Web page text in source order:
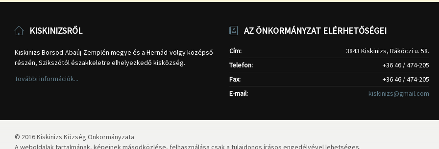
KISKINIZSRŐL
Kiskinizs Borsod-Abaúj-Zemplén megye és a Hernád-völgy középső
részén, Szikszótól északkeletre elhelyezkedő kisközség.
További információk...
AZ ÖNKORMÁNYZAT ELÉRHETŐSÉGEI
Cím:
3843 Kiskinizs, Rákóczi u. 58.
Telefon:
+36 46 / 474-205
Fax:
+36 46 / 474-205
E-mail:
kiskinizs@gmail.com
© 2016 Kiskinizs Község Önkormányzata
A weboldalak tartalmának, képeinek másodközlése, felhasználása csak a tulajdonos írásos engedélyével lehetséges.